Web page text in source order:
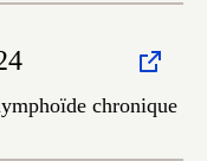
chronique